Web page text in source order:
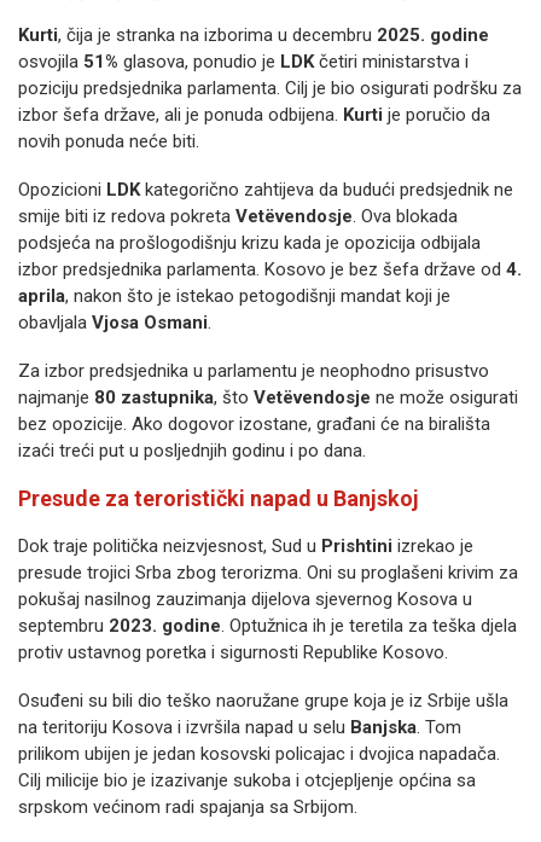
Kurti, čija je stranka na izborima u decembru 2025. godine
osvojila 51% glasova, ponudio je LDKčetiri ministarstva i
poziciju predsjednika parlamenta. Cilj je bio osigurati podršku za
izbor šefa države, ali je ponuda odbijena. Kurti je poručio da
novih ponuda neće biti.
Opozicioni LDKkategorično zahtijeva da budući predsjednik ne
smije biti iz redova pokreta Vetëvendosje. Ova blokada
podsjeća na prošlogodišnju krizu kada je opozicija odbijala
izbor predsjednika parlamenta. Kosovo je bez šefa države od 4.
aprila, nakon što je istekao petogodišnji mandat koji je
obavljala Vjosa Osmani.
Za izbor predsjednika u parlamentu je neophodno prisustvo
najmanje 80 zastupnika, što Vetëvendosje ne može osigurati
bez opozicije. Ako dogovor izostane, građani će na birališta
izaći treći put u posljednjih godinu i po dana.
Presude za teroristički napad u Banjskoj
Dok traje politička neizvjesnost, Sud u Prishtini izrekao je
presude trojici Srba zbog terorizma. Oni su proglašeni krivim za
pokušaj nasilnog zauzimanja dijelova sjevernog Kosova u
septembru 2023. godine. Optužnica ih je teretila za teška djela
protiv ustavnog poretka i sigurnosti Republike Kosovo.
Osuđeni su bili dio teško naoružane grupe koja je iz Srbije ušla
na teritoriju Kosova i izvršila napad u selu Banjska. Tom
prilikom ubijen je jedan kosovski policajac i dvojica napadača.
Cilj milicije bio je izazivanje sukoba i otcjepljenje općina sa
srpskom većinom radi spajanja sa Srbijom.